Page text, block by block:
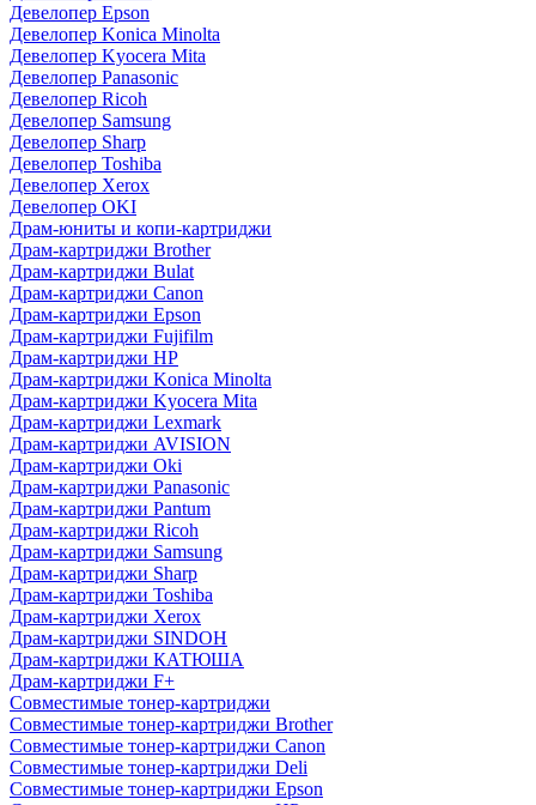
Девелопер Epson
Девелопер Konica Minolta
Девелопер Kyocera Mita
Девелопер Panasonic
Девелопер Ricoh
Девелопер Samsung
Девелопер Sharp
Девелопер Toshiba
Девелопер Xerox
Девелопер OKI
Драм-юниты и копи-картриджи
Драм-картриджи Brother
Драм-картриджи Bulat
Драм-картриджи Canon
Драм-картриджи Epson
Драм-картриджи Fujifilm
Драм-картриджи HP
Драм-картриджи Konica Minolta
Драм-картриджи Kyocera Mita
Драм-картриджи Lexmark
Драм-картриджи AVISION
Драм-картриджи Oki
Драм-картриджи Panasonic
Драм-картриджи Pantum
Драм-картриджи Ricoh
Драм-картриджи Samsung
Драм-картриджи Sharp
Драм-картриджи Toshiba
Драм-картриджи Xerox
Драм-картриджи SINDOH
Драм-картриджи КАТЮША
Драм-картриджи F+
Совместимые тонер-картриджи
Совместимые тонер-картриджи Brother
Совместимые тонер-картриджи Canon
Совместимые тонер-картриджи Deli
Совместимые тонер-картриджи Epson